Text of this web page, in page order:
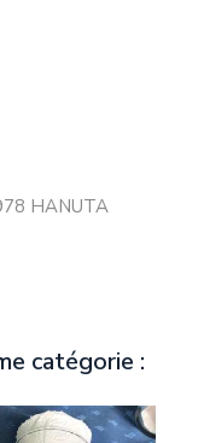
HANUTA
catégorie :